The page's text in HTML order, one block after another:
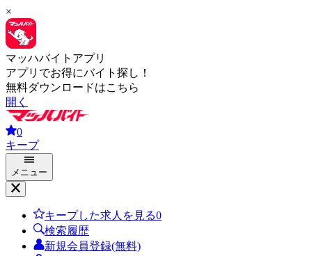
×
マッハバイトアプリ
アプリでお得にバイト探し！
無料ダウンロードはこちら
開く
0
キープ
メニュー
キープした求人を見る0
検索履歴
新規会員登録(無料)